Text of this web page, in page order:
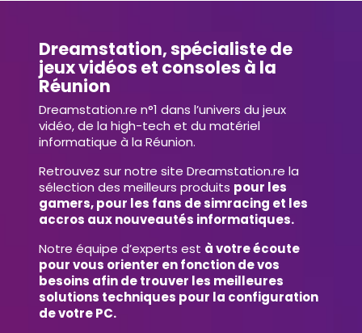
Dreamstation, spécialiste de
jeux vidéos et consoles à la
Réunion
Dreamstation.re n°1 dans l’univers du jeux
vidéo, de la high-tech et du matériel
informatique à la Réunion.
Retrouvez sur notre site Dreamstation.re la
sélection des meilleurs produits pour les
gamers, pour les fans de simracing et les
accros aux nouveautés informatiques.
Notre équipe d’experts est à votre écoute
pour vous orienter en fonction de vos
besoins afin de trouver les meilleures
solutions techniques pour la configuration
de votre PC.